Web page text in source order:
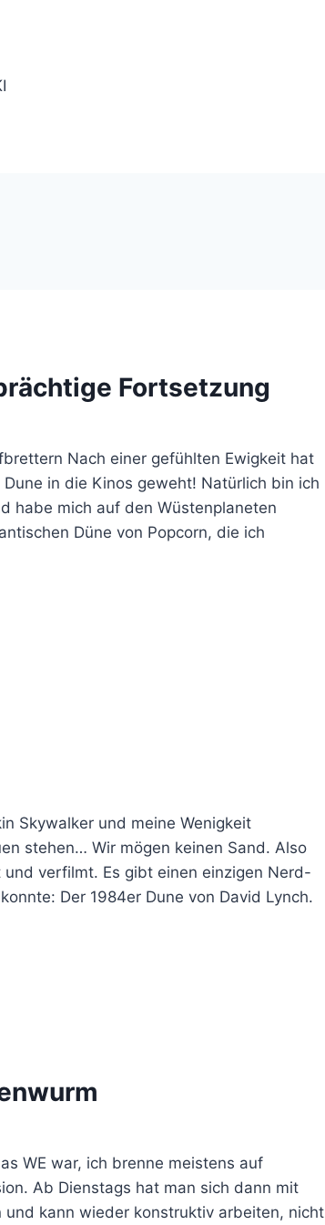
Fortsetzung
Nach einer gefühlten Ewigkeit hat
in die Kinos geweht! Natürlich bin ich
habe mich auf den Wüstenplaneten
Düne von Popcorn, die ich
Skywalker und meine Wenigkeit
stehen… Wir mögen keinen Sand. Also
verfilmt. Es gibt einen einzigen Nerd-
Der 1984er Dune von David Lynch.
WE war, ich brenne meistens auf
Ab Dienstags hat man sich dann mit
kann wieder konstruktiv arbeiten, nicht